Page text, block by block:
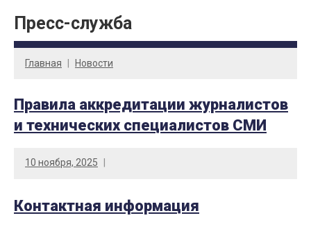
Пресс-служба
Главная Новости
Правила аккредитации журналистов
и технических специалистов СМИ
10 ноября, 2025
Контактная информация